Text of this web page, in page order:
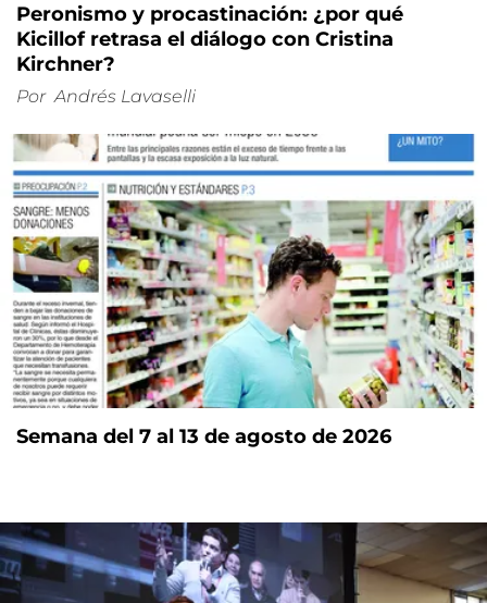
Peronismo y procastinación: ¿por qué
Kicillof retrasa el diálogo con Cristina
Kirchner?
Por Andrés Lavaselli
Semana del 7 al 13 de agosto de 2026